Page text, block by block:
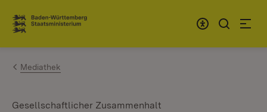
Zum Inhalt springen
Link zur Startseite
Mediathek
Gesellschaftlicher Zusammenhalt